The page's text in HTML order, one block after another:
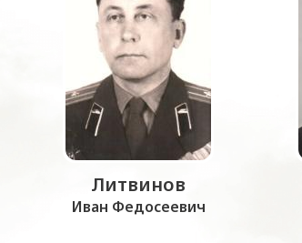
Литвинов
Иван Федосеевич